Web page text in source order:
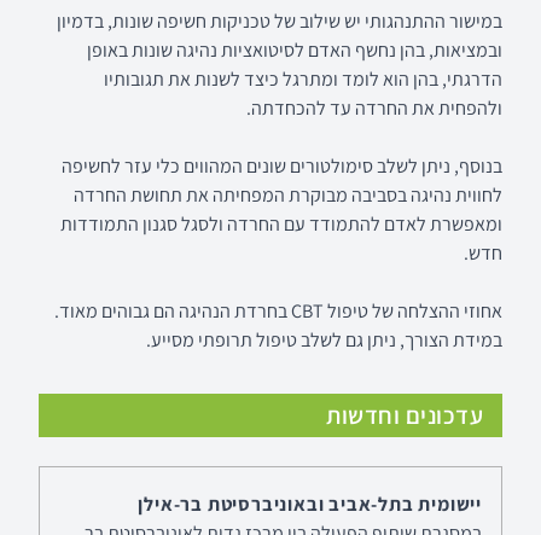
במישור ההתנהגותי יש שילוב של טכניקות חשיפה שונות, בדמיון
ובמציאות, בהן נחשף האדם לסיטואציות נהיגה שונות באופן
הדרגתי, בהן הוא לומד ומתרגל כיצד לשנות את תגובותיו
ולהפחית את החרדה עד להכחדתה.
בנוסף, ניתן לשלב סימולטורים שונים המהווים כלי עזר לחשיפה
לחווית נהיגה בסביבה מבוקרת המפחיתה את תחושת החרדה
ומאפשרת לאדם להתמודד עם החרדה ולסגל סגנון התמודדות
חדש.
אחוזי ההצלחה של טיפול CBT בחרדת הנהיגה הם גבוהים מאוד.
במידת הצורך, ניתן גם לשלב טיפול תרופתי מסייע.
עדכונים וחדשות
לימודי תעודה בביופידבק הכשרה בפסיכופיזיולוגיה
יישומית בתל-אביב ובאוניברסיטת בר-אילן
במסגרת שיתוף הפעולה בין מרכז גדות לאוניברסיטת בר